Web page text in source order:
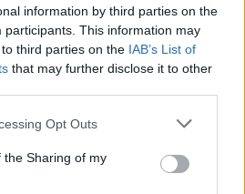
information by third parties on the
participants. This information may
third parties on the IAB’s List of
that may further disclose it to other
Opt Outs
the Sharing of my
όργανά μου δούλευαν